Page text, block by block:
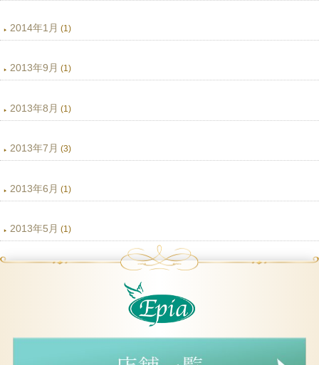
2014年1月 (1)
2013年9月 (1)
2013年8月 (1)
2013年7月 (3)
2013年6月 (1)
2013年5月 (1)